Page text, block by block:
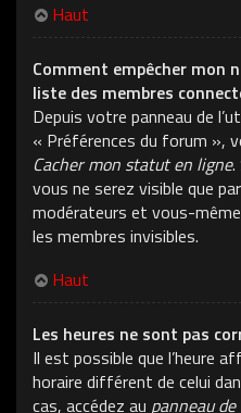
Haut
Comment empêcher mon
liste des membres
Depuis votre panneau de
« Préférences du forum »,
Cacher mon statut en ligne.
vous ne serez visible que
modérateurs et vous-
les membres invisibles.
Haut
Les heures ne sont pas
Il est possible que l’heure
horaire différent de celui
cas, accédez au panneau